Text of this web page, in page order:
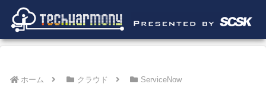
ホーム クラウド ServiceNow